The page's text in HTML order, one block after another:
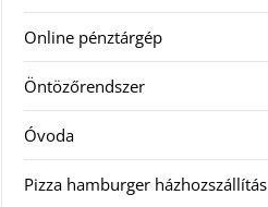
Online pénztárgép
Öntözőrendszer
Óvoda
Pizza hamburger házhozszállítás